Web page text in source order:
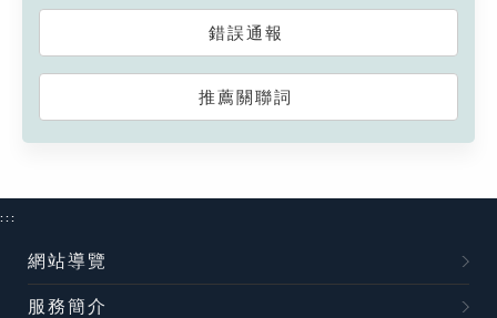
錯誤通報
推薦關聯詞
:::
網站導覽
服務簡介